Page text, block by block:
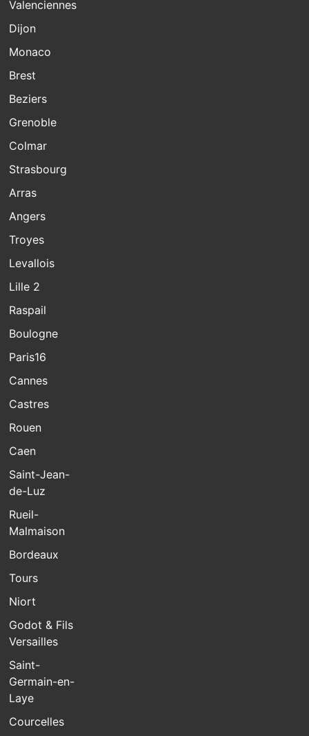
Valenciennes
Dijon
Monaco
Brest
Beziers
Grenoble
Colmar
Strasbourg
Arras
Angers
Troyes
Levallois
Lille 2
Raspail
Boulogne
Paris16
Cannes
Castres
Rouen
Caen
Saint-Jean-
de-Luz
Rueil-
Malmaison
Bordeaux
Tours
Niort
Godot & Fils
Versailles
Saint-
Germain-en-
Laye
Courcelles